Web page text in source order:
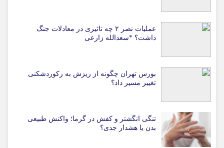
عملیات نصر ۲ چه تاثیری در معادلات جنگ
داشت؟ *سعدالله زارعی
بورس تهران چگونه از ریزش به رکوردشکنی
تغییر مسیر داد؟
تنگی انگشتر و کفش در گرما؛ واکنش طبیعی
بدن یا هشدار جدی؟